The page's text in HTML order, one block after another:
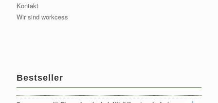
Kontakt
Wir sind workcess
Bestseller